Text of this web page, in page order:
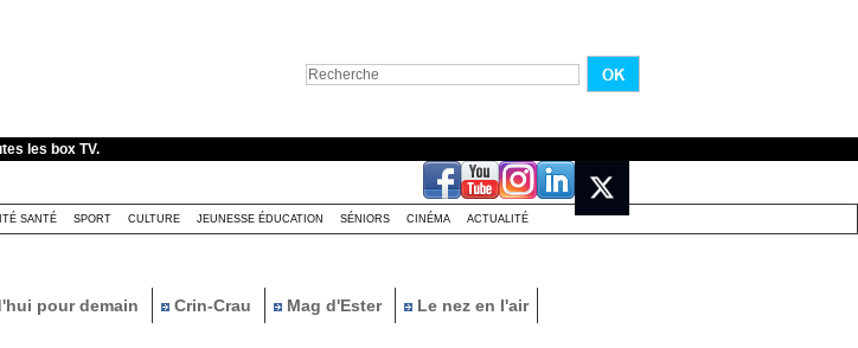
les box TV.
SANTÉ SPORT CULTURE JEUNESSE ÉDUCATION SÉNIORS CINÉMA ACTUALITÉ
pour demain Crin-Crau Mag d'Ester Le nez en l'air